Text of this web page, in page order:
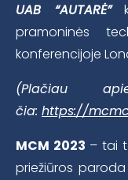
UAB “AUTARĖ”
pramoninės
konferencijoje
(Plačiau
čia: https://
MCM 2023 – tai
priežiūros